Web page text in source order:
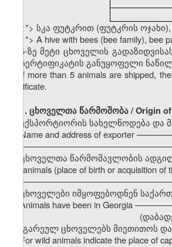
<*> სკა ფუტკრით (ფუტკრის
<*> A hive with bees (bee family), bee
5-ზე მეტი ცხოველის
ამ სერტიფიკატის განუყოფელი
If more than 5 animals are shipped,
certificate.
1. ცხოველთა წარმოშობა / Origin of
ექსპორტიორის სახელწოდება და
Name and address of exporter
ცხოველთა წარმომავლობის
the animals (place of birth or acquisition
ცხოველები იმყოფებოდნენ
Animals have been in Georgia
(დაბადებიდან ან
(გარეულ ცხოველებს მიეთითოს
For wild animals indicate the place of